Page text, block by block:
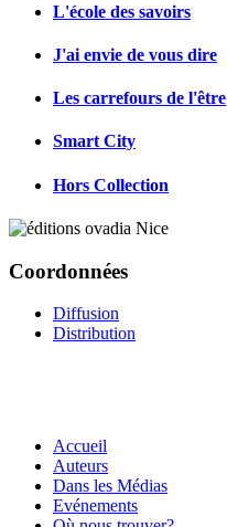
L'école des savoirs
J'ai envie de vous dire
Les carrefours de l'être
Smart City
Hors Collection
Coordonnées
Diffusion
Distribution
Accueil
Auteurs
Dans les Médias
Evénements